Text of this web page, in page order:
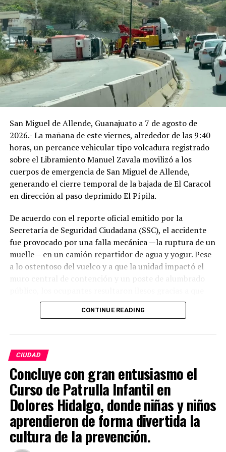
San Miguel de Allende, Guanajuato a 7 de agosto de
2026.- La mañana de este viernes, alrededor de las 9:40
horas, un percance vehicular tipo volcadura registrado
sobre el Libramiento Manuel Zavala movilizó a los
cuerpos de emergencia de San Miguel de Allende,
generando el cierre temporal de la bajada de El Caracol
en dirección al paso deprimido El Pípila.
De acuerdo con el reporte oficial emitido por la
Secretaría de Seguridad Ciudadana (SSC), el accidente
fue provocado por una falla mecánica —la ruptura de un
muelle— en un camión repartidor de agua y yogur. Pese
a lo ostentoso del vuelco y a que la unidad impactó el
muro central de contención y un poste de alumbrado
portaban el cinturón de seguridad.
protocolo conjunto entre dependencias municipales y
cuerpos de rescate:
Paramedicos de la Cruz Roja atendieron a los
trabajadores en el lugar, determinando que no
requerían traslado hospitalario.
Elementos de la Coordinación Municipal de Protección
Civil y del Patronato del Cuerpo de Bomberos aplicaron
maniobras de contención por un goteo de diésel sobre la
CONTINUE READING
CIUDAD
Concluye con gran entusiasmo el
Curso de Patrulla Infantil en
Dolores Hidalgo, donde niñas y niños
aprendieron de forma divertida la
cultura de la prevención.